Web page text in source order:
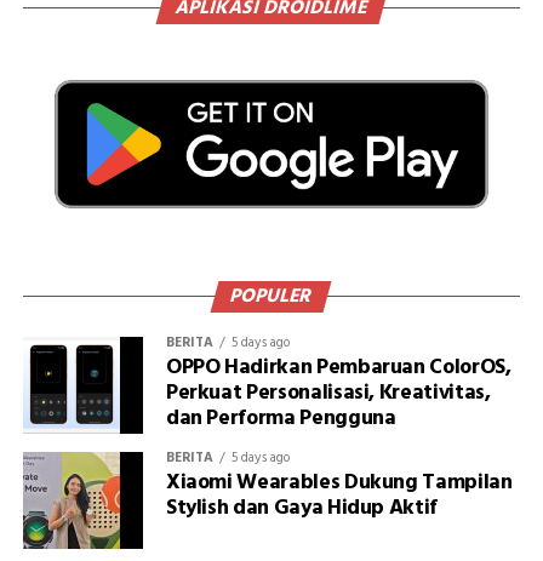
APLIKASI DROIDLIME
POPULER
BERITA 5 days ago
OPPO Hadirkan Pembaruan ColorOS,
Perkuat Personalisasi, Kreativitas,
dan Performa Pengguna
BERITA 5 days ago
Xiaomi Wearables Dukung Tampilan
Stylish dan Gaya Hidup Aktif